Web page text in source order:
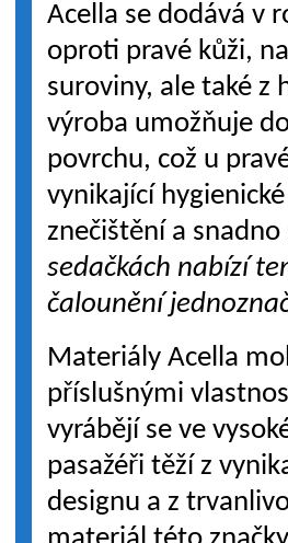
Acella se dodává v
oproti pravé kůži,
suroviny, ale také z
výroba umožňuje
povrchu, což u
vynikající
znečištění a snadno
sedačkách nabízí
čalounění
Materiály Acella
příslušnými
vyrábějí se ve
pasažéři těží z
designu a z